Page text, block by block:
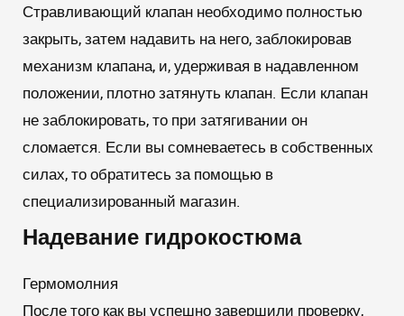
Стравливающий клапан необходимо полностью
закрыть, затем надавить на него, заблокировав
механизм клапана, и, удерживая в надавленном
положении, плотно затянуть клапан. Если клапан
не заблокировать, то при затягивании он
сломается. Если вы сомневаетесь в собственных
силах, то обратитесь за помощью в
специализированный магазин.
Надевание гидрокостюма
Гермомолния
После того как вы успешно завершили проверку,